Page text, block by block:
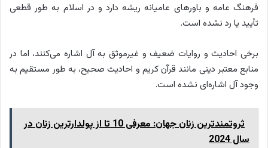
فرهنگ عامه و باورهای عامیانه ریشه دارد و در اسلام به طور قطعی
تأیید یا رد نشده است.
برخی احادیث و روایات ضعیف و غیرموثق به آل اشاره می‌کنند، اما در
منابع معتبر دینی مانند قرآن کریم و احادیث صحیح، به طور مستقیم به
وجود آل اشاره‌ای نشده است.
ثروتمندترین زنان جهان: معرفی 10 تا از پولدارترین زنان در
سال 2024